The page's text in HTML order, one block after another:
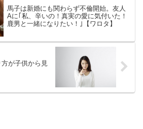
馬子は新婚にも関わらず不倫開始。友人
Aに｢私、辛いの！真実の愛に気付いた！
鹿男と一緒になりたい！｣【ワロタ】
が子供から見